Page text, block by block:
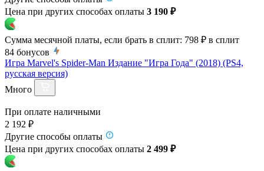
Цена при других способах оплаты 3 190 ₽
Сумма месячной платы, если брать в сплит: 798 ₽ в сплит
84 бонусов
Игра Marvel's Spider-Man Издание "Игра Года" (2018) (PS4,
русская версия)
Много
При оплате наличными
2 192 ₽
Другие способы оплаты
Цена при других способах оплаты 2 499 ₽